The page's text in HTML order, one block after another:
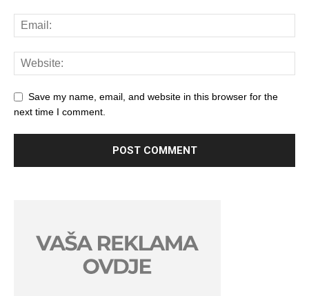
Save my name, email, and website in this browser for the
next time I comment.